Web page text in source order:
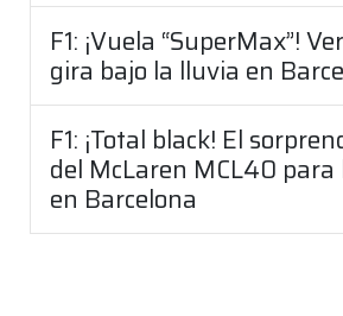
F1: ¡Vuela “SuperMax”!
gira bajo la lluvia en
F1: ¡Total black! El
del McLaren MCL40
en Barcelona